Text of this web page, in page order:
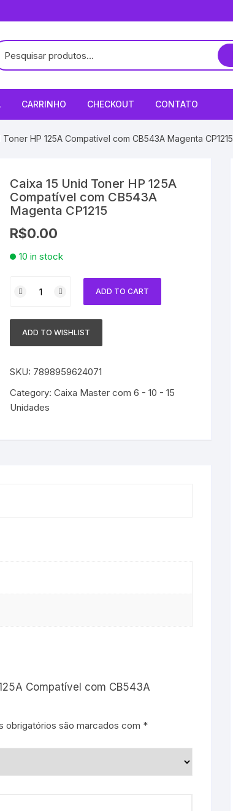
CARRINHO CHECKOUT CONTATO
Toner HP 125A Compatível com CB543A Magenta CP1215
Caixa 15 Unid Toner HP 125A
Compatível com CB543A
Magenta CP1215
R$0.00
10 in stock
Toner
Compatível
CB543A
ADD TO CART
ADD TO WISHLIST
SKU: 7898959624071
Category: Caixa Master com 6 - 10 - 15
Unidades
Compatível com CB543A
obrigatórios são marcados com *